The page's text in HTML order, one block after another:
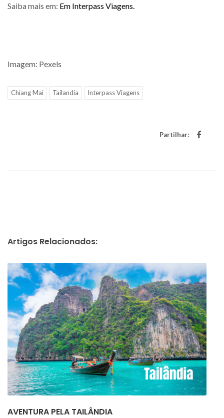
Saiba mais em: Em Interpass Viagens.
Imagem: Pexels
Chiang Mai Tailandia Interpass Viagens
Partilhar:
Artigos Relacionados:
AVENTURA PELA TAILÂNDIA